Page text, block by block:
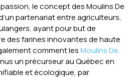
le concept des Moulins De
partenariat entre agriculteurs,
ayant pour but de
des farines innovantes de haute
comment lesMoulins De
un précurseur au Québec en
et écologique, par